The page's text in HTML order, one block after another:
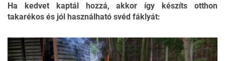
Ha kedvet kaptál hozzá, akkor így készíts otthon
takarékos és jól használható svéd fáklyát: